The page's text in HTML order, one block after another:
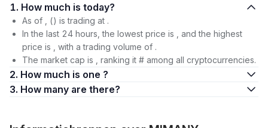
1. How much is today?
As of , () is trading at .
In the last 24 hours, the lowest price is , and the highest
price is , with a trading volume of .
The market cap is , ranking it # among all cryptocurrencies.
2. How much is one ?
3. How many are there?